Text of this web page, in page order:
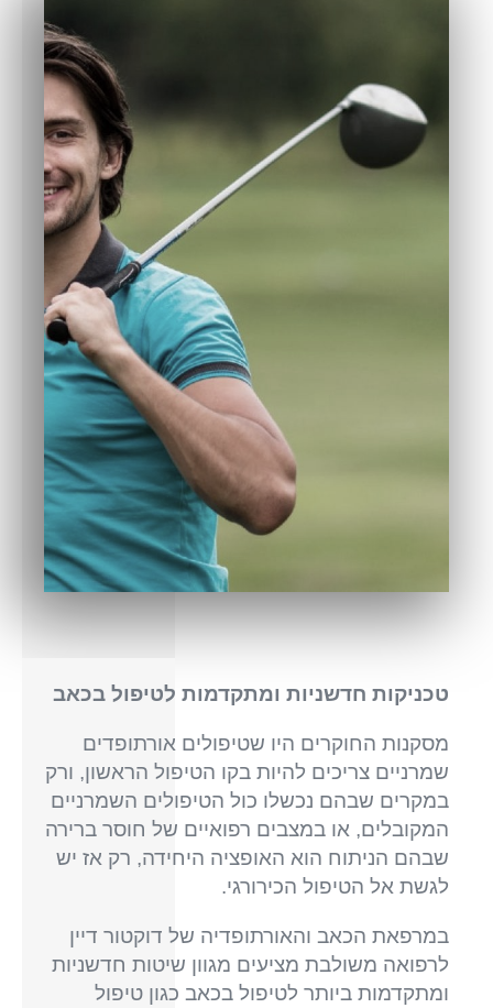
טכניקות חדשניות ומתקדמות לטיפול בכאב
מסקנות החוקרים היו שטיפולים אורתופדים
שמרניים צריכים להיות בקו הטיפול הראשון, ורק
במקרים שבהם נכשלו כול הטיפולים השמרניים
המקובלים, או במצבים רפואיים של חוסר ברירה
שבהם הניתוח הוא האופציה היחידה, רק אז יש
לגשת אל הטיפול הכירורגי.
במרפאת הכאב והאורתופדיה של דוקטור דיין
לרפואה משולבת מציעים מגוון שיטות חדשניות
ומתקדמות ביותר לטיפול בכאב כגון טיפול